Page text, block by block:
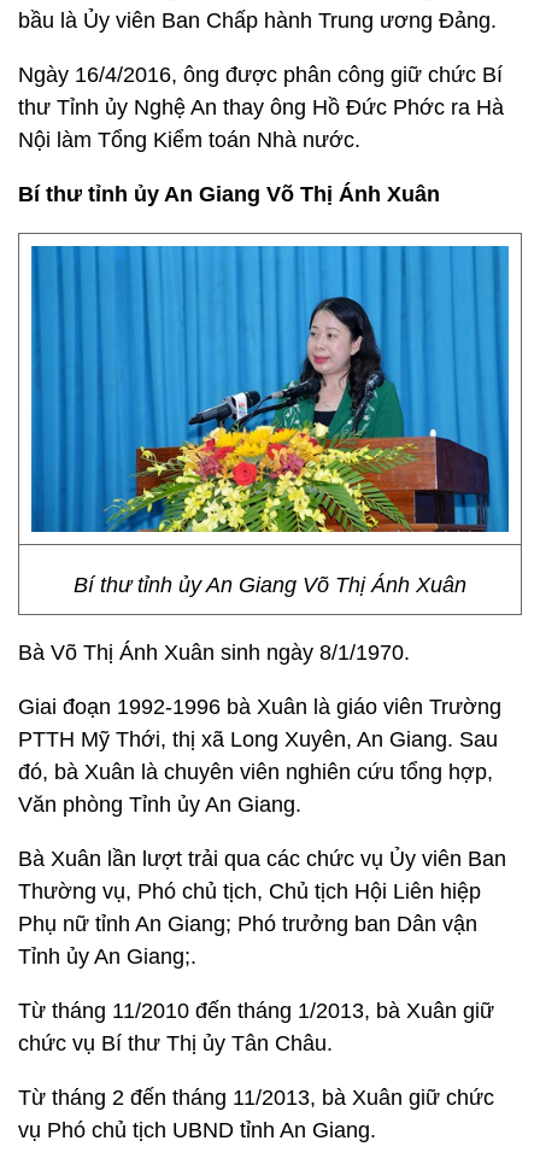
bầu là Ủy viên Ban Chấp hành Trung ương Đảng.
Ngày 16/4/2016, ông được phân công giữ chức Bí
thư Tỉnh ủy Nghệ An thay ông Hồ Đức Phớc ra Hà
Nội làm Tổng Kiểm toán Nhà nước.
Bí thư tỉnh ủy An Giang Võ Thị Ánh Xuân
Bí thư tỉnh ủy An Giang Võ Thị Ánh Xuân
Bà Võ Thị Ánh Xuân sinh ngày 8/1/1970.
Giai đoạn 1992-1996 bà Xuân là giáo viên Trường
PTTH Mỹ Thới, thị xã Long Xuyên, An Giang. Sau
đó, bà Xuân là chuyên viên nghiên cứu tổng hợp,
Văn phòng Tỉnh ủy An Giang.
Bà Xuân lần lượt trải qua các chức vụ Ủy viên Ban
Thường vụ, Phó chủ tịch, Chủ tịch Hội Liên hiệp
Phụ nữ tỉnh An Giang; Phó trưởng ban Dân vận
Tỉnh ủy An Giang;.
Từ tháng 11/2010 đến tháng 1/2013, bà Xuân giữ
chức vụ Bí thư Thị ủy Tân Châu.
Từ tháng 2 đến tháng 11/2013, bà Xuân giữ chức
vụ Phó chủ tịch UBND tỉnh An Giang.